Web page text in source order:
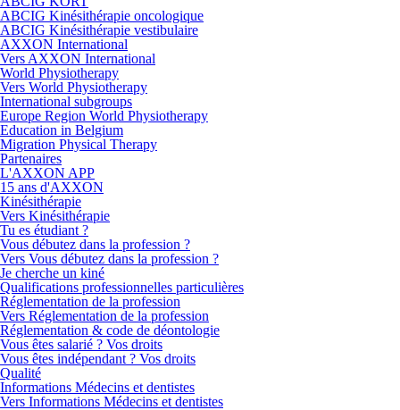
ABCIG Kinésithérapie oncologique
ABCIG Kinésithérapie vestibulaire
AXXON International
Vers AXXON International
World Physiotherapy
Vers World Physiotherapy
International subgroups
Europe Region World Physiotherapy
Education in Belgium
Migration Physical Therapy
Partenaires
L'AXXON APP
15 ans d'AXXON
Kinésithérapie
Vers Kinésithérapie
Tu es étudiant ?
Vous débutez dans la profession ?
Vers Vous débutez dans la profession ?
Je cherche un kiné
Qualifications professionnelles particulières
Réglementation de la profession
Vers Réglementation de la profession
Réglementation & code de déontologie
Vous êtes salarié ? Vos droits
Vous êtes indépendant ? Vos droits
Qualité
Informations Médecins et dentistes
Vers Informations Médecins et dentistes